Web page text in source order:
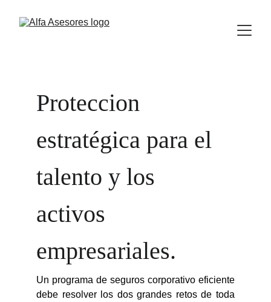
Proteccion
estratégica para el
talento y los
activos
empresariales.
Un programa de seguros corporativo eficiente
debe resolver los dos grandes retos de toda